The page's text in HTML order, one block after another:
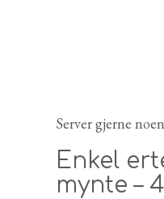
Server gjerne noen
Enkel
mynte –